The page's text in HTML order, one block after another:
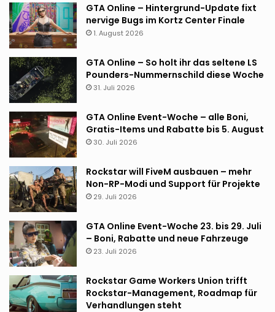
GTA Online – Hintergrund-Update fixt
nervige Bugs im Kortz Center Finale
1. August 2026
GTA Online – So holt ihr das seltene LS
Pounders-Nummernschild diese Woche
31. Juli 2026
GTA Online Event-Woche – alle Boni,
Gratis-Items und Rabatte bis 5. August
30. Juli 2026
Rockstar will FiveM ausbauen – mehr
Non-RP-Modi und Support für Projekte
29. Juli 2026
GTA Online Event-Woche 23. bis 29. Juli
– Boni, Rabatte und neue Fahrzeuge
23. Juli 2026
Rockstar Game Workers Union trifft
Rockstar-Management, Roadmap für
Verhandlungen steht